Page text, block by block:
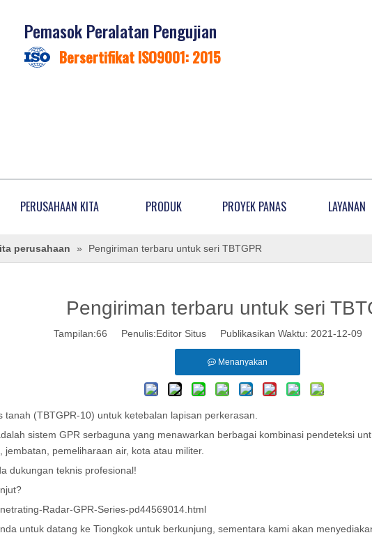
Pemasok Peralatan Pengujian
Bersertifikat ISO9001: 2015
PERUSAHAAN KITA PRODUK PROYEK PANAS LAYANAN
perusahaan » Pengiriman terbaru untuk seri TBTGPR
Pengiriman terbaru untuk seri
Tampilan:66 Penulis:Editor Situs Publikasikan Waktu: 2021-12-
Menanyakan
(TBTGPR-10) untuk ketebalan lapisan perkerasan.
sistem GPR serbaguna yang menawarkan berbagai kombinasi pendeteksi
pemeliharaan air, kota atau militer.
dukungan teknis profesional!
Radar-GPR-Series-pd44569014.html
untuk datang ke Tiongkok untuk berkunjung, sementara kami akan